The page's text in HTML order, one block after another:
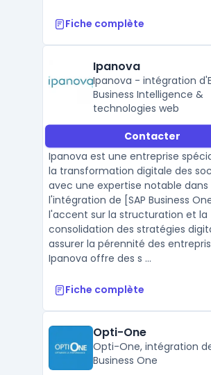
Fiche complète
Ipanova
Ipanova - intégration
Business Intelligence &
technologies web
Contacter
Ipanova est une entreprise
la transformation digitale des
avec une expertise notable dans
l'intégration de [SAP Business
l'accent sur la structuration et la
consolidation des stratégies
assurer la pérennité des
Ipanova offre des s ...
Fiche complète
Opti-One
Opti-One, intégration
Business One